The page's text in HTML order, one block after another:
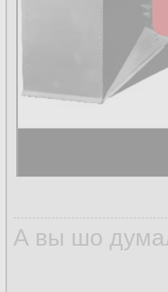
А вы шо